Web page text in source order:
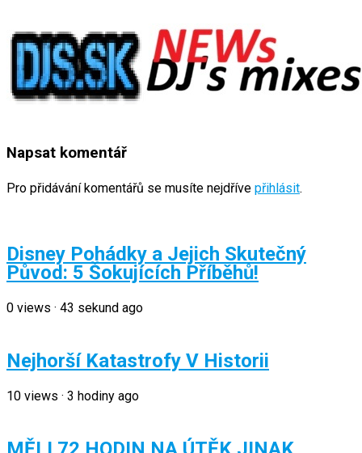
Napsat komentář
Pro přidávání komentářů se musíte nejdříve přihlásit.
Disney Pohádky a Jejich Skutečný
Původ: 5 Šokujících Příběhů!
0 views · 43 sekund ago
Nejhorší Katastrofy V Historii
10 views · 3 hodiny ago